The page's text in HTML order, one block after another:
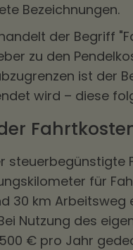
Bezeichnungen.
der Begriff
zu den
ist der
wird – diese
steuerbegünstigte
für
30 km Arbeitsweg
Nutzung des
€ pro Jahr